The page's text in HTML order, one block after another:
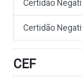
Certidão
Certidão
CEF